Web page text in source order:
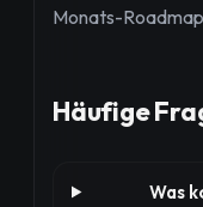
Monats-
Häufige
Was